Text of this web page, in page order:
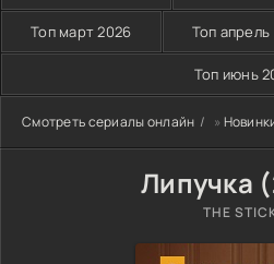
Топ март 2026 Топ апрель
Топ июнь
Смотреть сериалы онлайн »
Липучка
THE